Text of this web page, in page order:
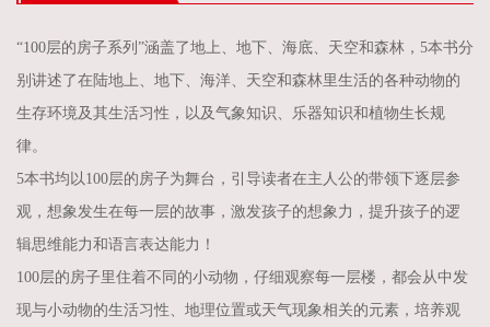
“100层的房子系列”涵盖了地上、地下、海底、天空和森林，5本书分
别讲述了在陆地上、地下、海洋、天空和森林里生活的各种动物的
生存环境及其生活习性，以及气象知识、乐器知识和植物生长规
律。
5本书均以100层的房子为舞台，引导读者在主人公的带领下逐层参
观，想象发生在每一层的故事，激发孩子的想象力，提升孩子的逻
辑思维能力和语言表达能力！
100层的房子里住着不同的小动物，仔细观察每一层楼，都会从中发
现与小动物的生活习性、地理位置或天气现象相关的元素，培养观